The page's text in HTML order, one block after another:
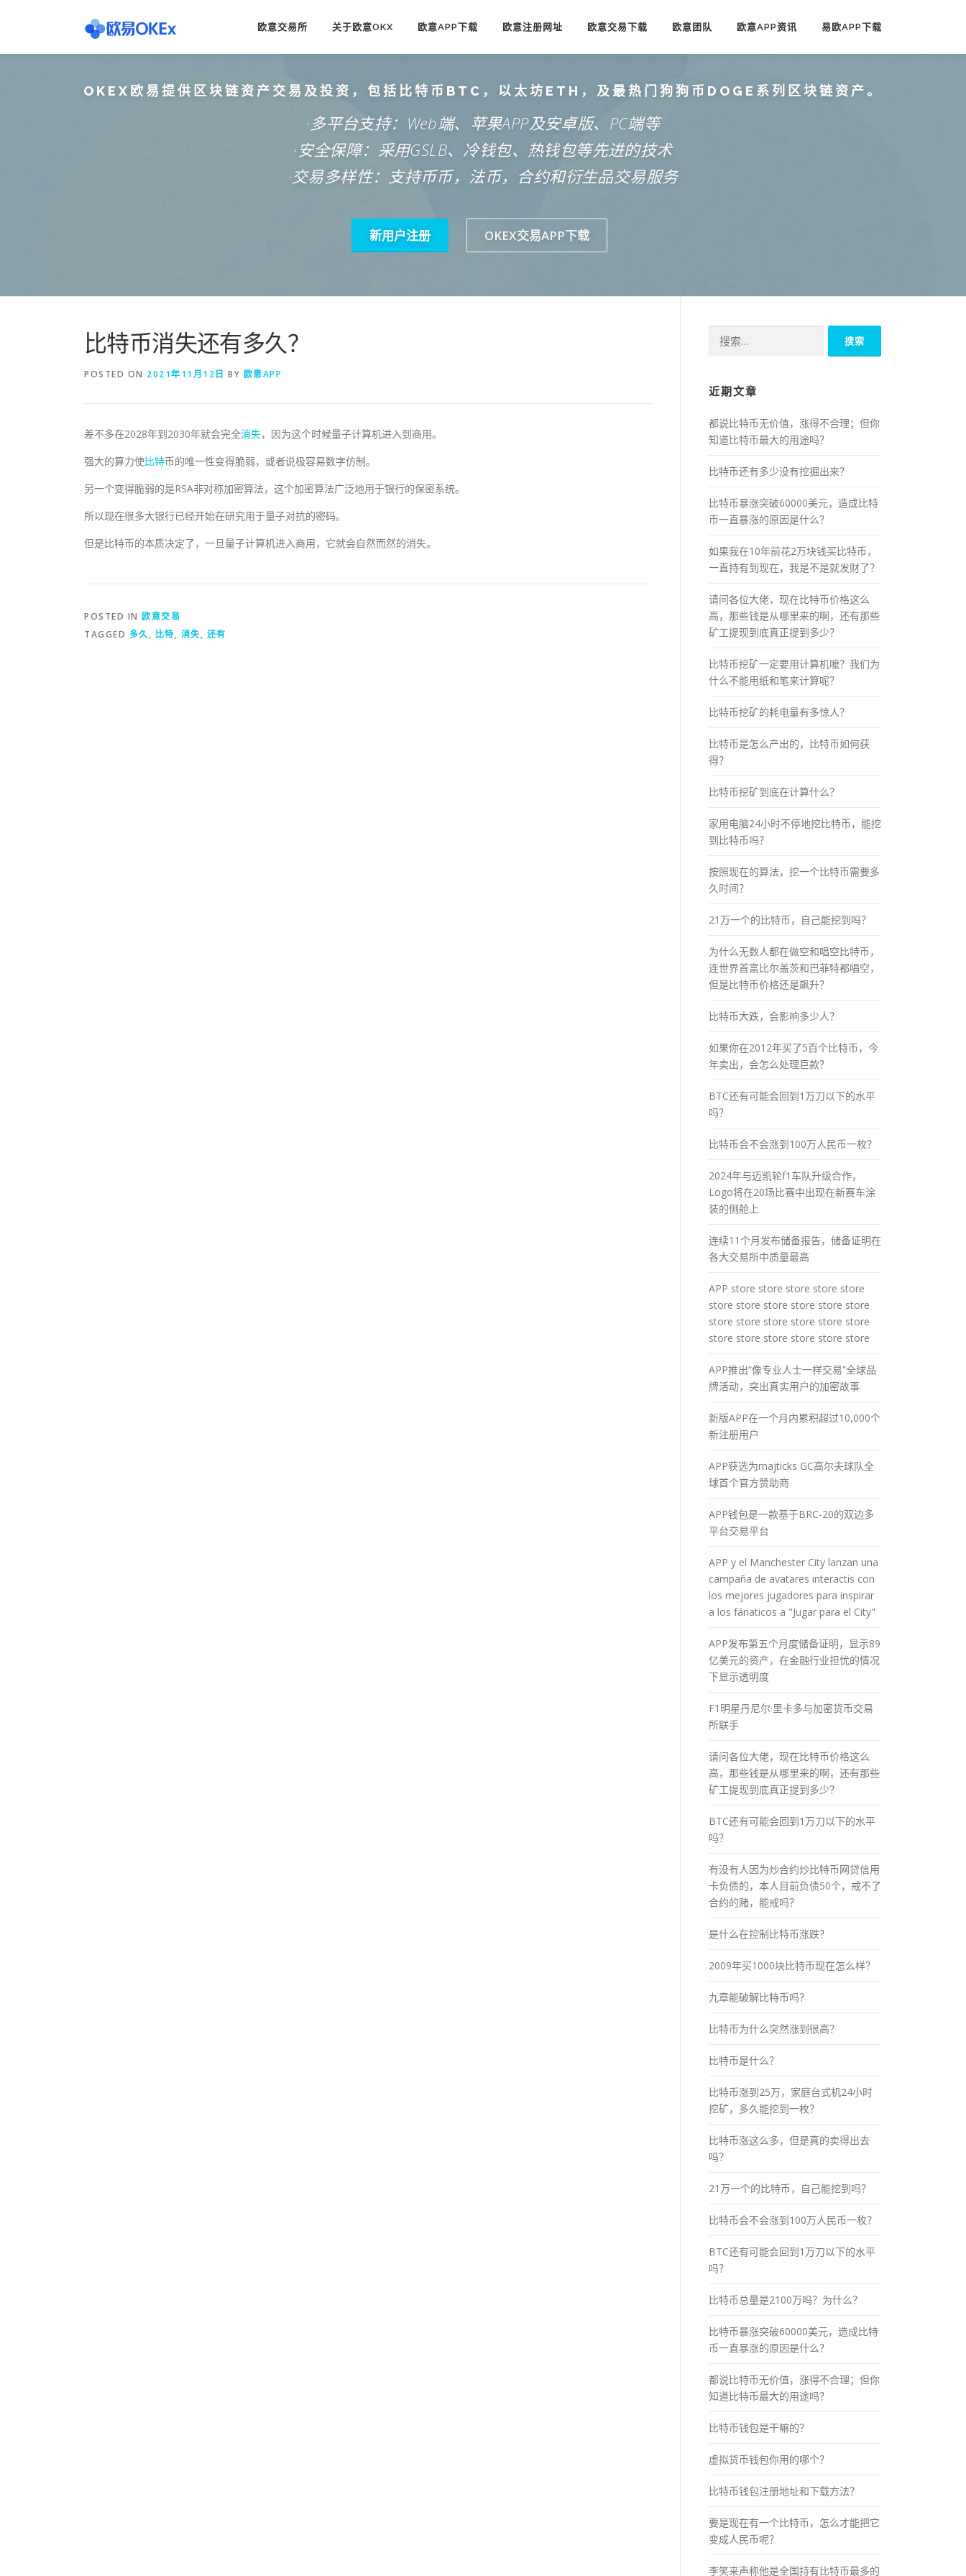
欧意交易所 关于欧意OKX 欧意APP下载 欧意注册网址 欧意交易下载 欧意团队 欧意APP资讯 易欧APP下载
OKEX欧易提供区块链资产交易及投资，包括比特币BTC，以太坊ETH，及最热门狗狗币DOGE系列区块链资产。
·多平台支持：Web端、苹果APP及安卓版、PC端等
·安全保障：采用GSLB、冷钱包、热钱包等先进的技术
·交易多样性：支持币币，法币，合约和衍生品交易服务
新用户注册 OKEX交易APP下载
比特币消失还有多久？
POSTED ON 2021年11月12日 BY 欧意APP
差不多在2028年到2030年就会完全消失，因为这个时候量子计算机进入到商用。
强大的算力使比特币的唯一性变得脆弱，或者说极容易数字仿制。
另一个变得脆弱的是RSA非对称加密算法，这个加密算法广泛地用于银行的保密系统。
所以现在很多大银行已经开始在研究用于量子对抗的密码。
但是比特币的本质决定了，一旦量子计算机进入商用，它就会自然而然的消失。
POSTED IN 欧意交易
TAGGED 多久, 比特, 消失, 还有
索：
近期文章
都说比特币无价值，涨得不合理；但你
知道比特币最大的用途吗？
比特币还有多少没有挖掘出来？
比特币暴涨突破60000美元，造成比特
币一直暴涨的原因是什么？
如果我在10年前花2万块钱买比特币，
一直持有到现在，我是不是就发财了？
请问各位大佬，现在比特币价格这么
高，那些钱是从哪里来的啊，还有那些
矿工提现到底真正提到多少？
比特币挖矿一定要用计算机嚒？我们为
什么不能用纸和笔来计算呢？
比特币挖矿的耗电量有多惊人？
比特币是怎么产出的，比特币如何获
得？
比特币挖矿到底在计算什么？
家用电脑24小时不停地挖比特币，能挖
到比特币吗？
按照现在的算法，挖一个比特币需要多
久时间？
21万一个的比特币，自己能挖到吗？
为什么无数人都在做空和唱空比特币，
连世界首富比尔盖茨和巴菲特都唱空，
但是比特币价格还是飙升？
比特币大跌，会影响多少人？
如果你在2012年买了5百个比特币，今
年卖出，会怎么处理巨款？
BTC还有可能会回到1万刀以下的水平
吗？
比特币会不会涨到100万人民币一枚？
2024年与迈凯轮f1车队升级合作，
Logo将在20场比赛中出现在新赛车涂
装的侧舱上
连续11个月发布储备报告，储备证明在
各大交易所中质量最高
APP store store store store store
store store store store store store
store store store store store store
store store store store store store
APP推出“像专业人士一样交易”全球品
牌活动，突出真实用户的加密故事
新版APP在一个月内累积超过10,000个
新注册用户
APP获选为majticks GC高尔夫球队全
球首个官方赞助商
APP钱包是一款基于BRC-20的双边多
平台交易平台
APP y el Manchester City lanzan una
campaña de avatares interactis con
los mejores jugadores para inspirar
a los fánaticos a "Jugar para el City"
APP发布第五个月度储备证明，显示89
亿美元的资产，在金融行业担忧的情况
下显示透明度
F1明星丹尼尔·里卡多与加密货币交易
所联手
请问各位大佬，现在比特币价格这么
高，那些钱是从哪里来的啊，还有那些
矿工提现到底真正提到多少？
BTC还有可能会回到1万刀以下的水平
吗？
有没有人因为炒合约炒比特币网贷信用
卡负债的，本人目前负债50个，戒不了
合约的赌，能戒吗？
是什么在控制比特币涨跌？
2009年买1000块比特币现在怎么样？
九章能破解比特币吗？
比特币为什么突然涨到很高？
比特币是什么？
比特币涨到25万，家庭台式机24小时
挖矿，多久能挖到一枚？
比特币涨这么多，但是真的卖得出去
吗？
21万一个的比特币，自己能挖到吗？
比特币会不会涨到100万人民币一枚？
BTC还有可能会回到1万刀以下的水平
吗？
比特币总量是2100万吗？为什么？
比特币暴涨突破60000美元，造成比特
币一直暴涨的原因是什么？
都说比特币无价值，涨得不合理；但你
知道比特币最大的用途吗？
比特币钱包是干嘛的？
虚拟货币钱包你用的哪个？
比特币钱包注册地址和下载方法？
要是现在有一个比特币，怎么才能把它
变成人民币呢？
李笑来声称他是全国持有比特币最多的